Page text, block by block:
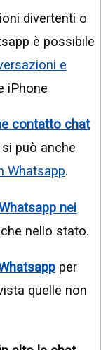
divertenti o
è possibile
e
iPhone
contatto chat
può anche
Whatsapp.
nei
nello stato.
per
quelle non